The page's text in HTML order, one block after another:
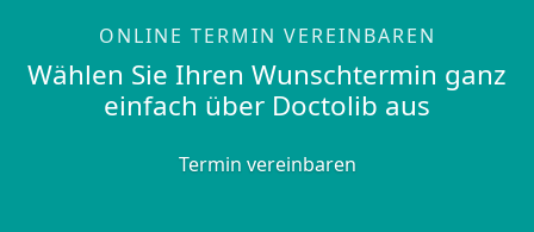
ONLINE TERMIN VEREINBAREN
Wählen Sie Ihren Wunschtermin ganz
einfach über Doctolib aus
Termin vereinbaren